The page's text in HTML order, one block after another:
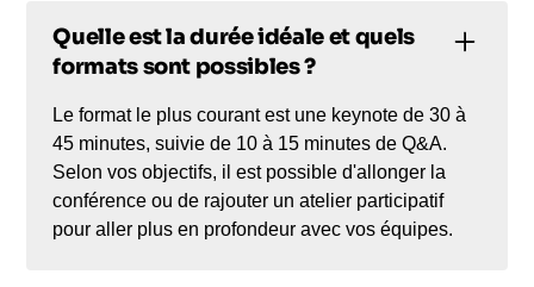
Quelle est la durée idéale et quels
formats sont possibles ?
Le format le plus courant est une keynote de 30 à
45 minutes, suivie de 10 à 15 minutes de Q&A.
Selon vos objectifs, il est possible d'allonger la
conférence ou de rajouter un atelier participatif
pour aller plus en profondeur avec vos équipes.